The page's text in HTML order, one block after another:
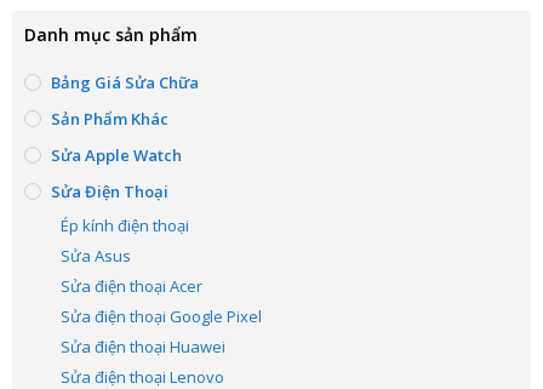
Danh mục sản phẩm
Bảng Giá Sửa Chữa
Sản Phẩm Khác
Sửa Apple Watch
Sửa Điện Thoại
Ép kính điện thoại
Sửa Asus
Sửa điện thoại Acer
Sửa điện thoại Google Pixel
Sửa điện thoại Huawei
Sửa điện thoại Lenovo